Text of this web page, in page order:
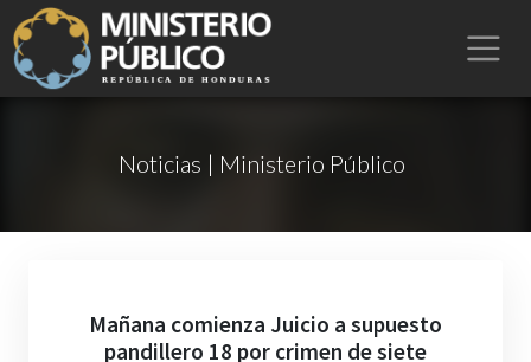
Noticias | Ministerio Público
Mañana comienza Juicio a supuesto
pandillero 18 por crimen de siete